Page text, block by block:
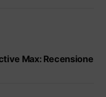
Max: Recensione